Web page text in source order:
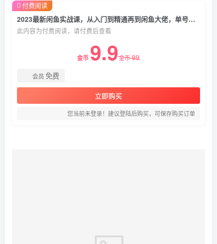
2023最新闲鱼实战课，从入门到精通再到闲鱼大佬，单号日入300+（更新）
此内容为付费阅读，请付费后查看
金币 9.9金币99
会员 免费
立即购买
您当前未登录！建议登陆后购买，可保存购买订单
付费阅读